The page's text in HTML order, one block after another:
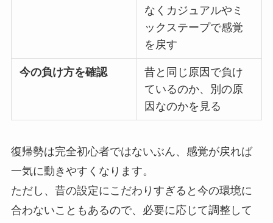
なくカジュアルやミ
ックステープで感覚
を戻す
今の負け方を確認
昔と同じ原因で負け
ているのか、別の原
因なのかを見る
復帰勢は完全初心者ではないぶん、感覚が戻れば
一気に動きやすくなります。
ただし、昔の設定にこだわりすぎると今の環境に
合わないこともあるので、必要に応じて調整して